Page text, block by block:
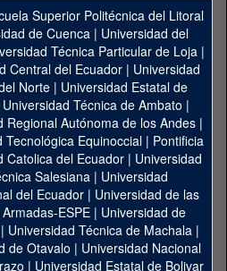
Superior Politécnica del Litoral
de Cuenca| Universidad del
Técnica Particular de Loja|
Central del Ecuador| Universidad
Norte | Universidad Estatal de
Universidad Técnica de Ambato |
Regional Autónoma de los Andes|
Tecnológica Equinoccial| Pontificia
Catolica del Ecuador | Universidad
Salesiana | Universidad
del Ecuador | Universidad de las
ESPE | Universidad de
Universidad Técnica de Machala|
de Otavalo | Universidad Nacional
| Universidad Estatal de Bolivar